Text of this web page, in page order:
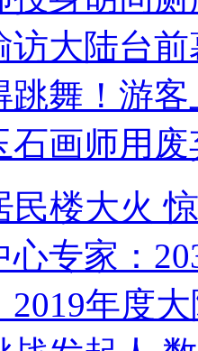
访大陆台
跳舞！游客
石画师用
民楼大火
心专家：
年度